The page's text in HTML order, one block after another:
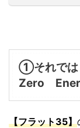
①それでは
Zero E
【フラット35】